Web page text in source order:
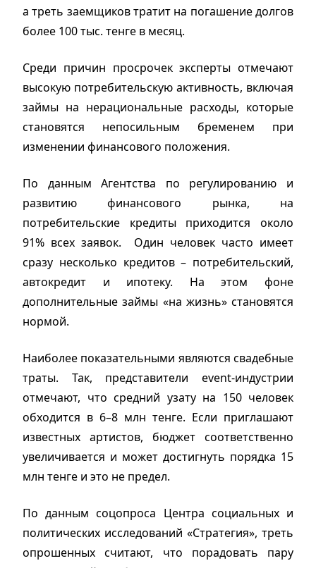
а треть заемщиков тратит на погашение долгов
более 100 тыс. тенге в месяц.
Среди причин просрочек эксперты отмечают
высокую потребительскую активность, включая
займы на нерациональные расходы, которые
становятся непосильным бременем при
изменении финансового положения.
По данным Агентства по регулированию и
развитию финансового рынка, на
потребительские кредиты приходится около
91% всех заявок. Один человек часто имеет
сразу несколько кредитов – потребительский,
автокредит и ипотеку. На этом фоне
дополнительные займы «на жизнь» становятся
нормой.
Наиболее показательными являются свадебные
траты. Так, представители event-индустрии
отмечают, что средний узату на 150 человек
обходится в 6–8 млн тенге. Если приглашают
известных артистов, бюджет соответственно
увеличивается и может достигнуть порядка 15
млн тенге и это не предел.
По данным соцопроса Центра социальных и
политических исследований «Стратегия», треть
опрошенных считают, что порадовать пару